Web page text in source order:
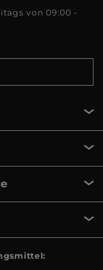
von 09:00 -